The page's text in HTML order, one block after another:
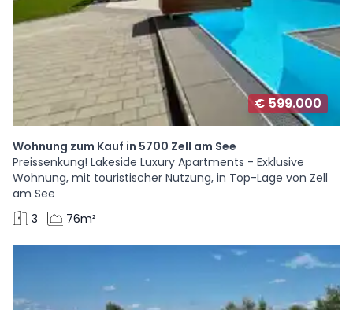
€ 599.000
Wohnung zum Kauf in 5700 Zell am See
Preissenkung! Lakeside Luxury Apartments - Exklusive
Wohnung, mit touristischer Nutzung, in Top-Lage von Zell
am See
3
76m²